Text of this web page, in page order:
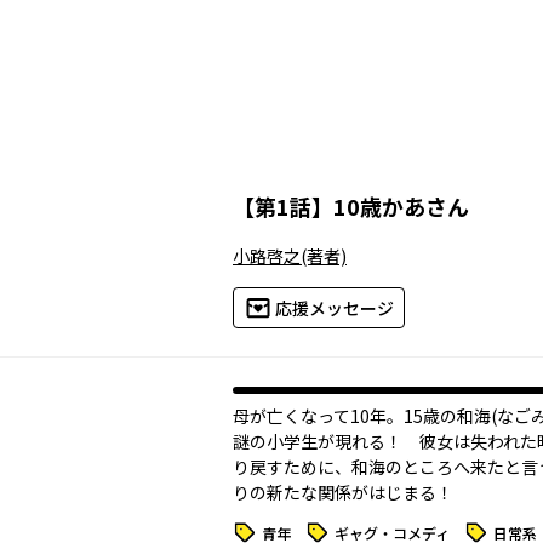
【第1話】 10歳かあさん
小路啓之(著者)
応援メッセージ
母が亡くなって10年。15歳の和海(なご
謎の小学生が現れる！ 彼女は失われた
り戻すために、和海のところへ来たと
りの新たな関係がはじまる！
タグ 青年 タグ ギャグ・コメディ タグ 日常系